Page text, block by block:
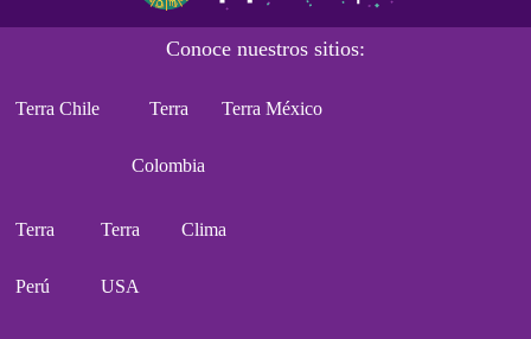
Conoce nuestros sitios:
Terra Chile Terra
Colombia
Terra México
Terra
Perú
Terra
USA
Clima